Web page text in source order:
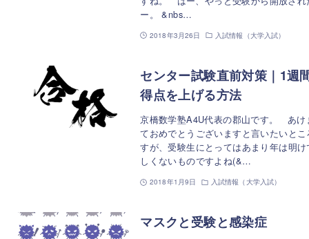
ー。 &nbs…
2018年3月26日 入試情報（大学入試）
センター試験直前対策｜1週
得点を上げる方法
京橋数学塾A4U代表の郡山です。 あけ
ておめでとうございますと言いたいとこ
すが、受験生にとってはあまり年は明け
しくないものですよね(&…
2018年1月9日 入試情報（大学入試）
マスクと受験と感染症